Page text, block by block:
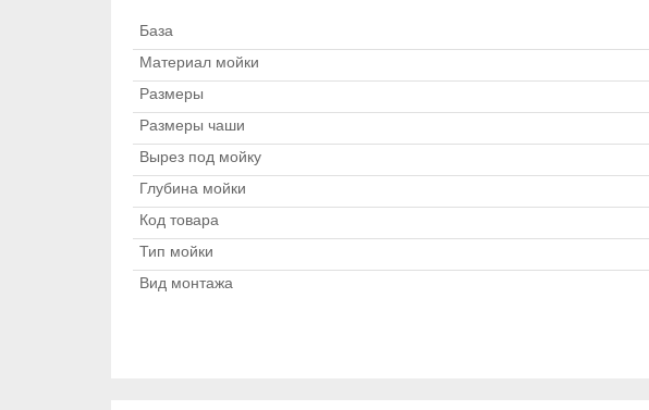
База
Материал мойки
Размеры
Размеры чаши
Вырез под мойку
Глубина мойки
Код товара
Тип мойки
Вид монтажа